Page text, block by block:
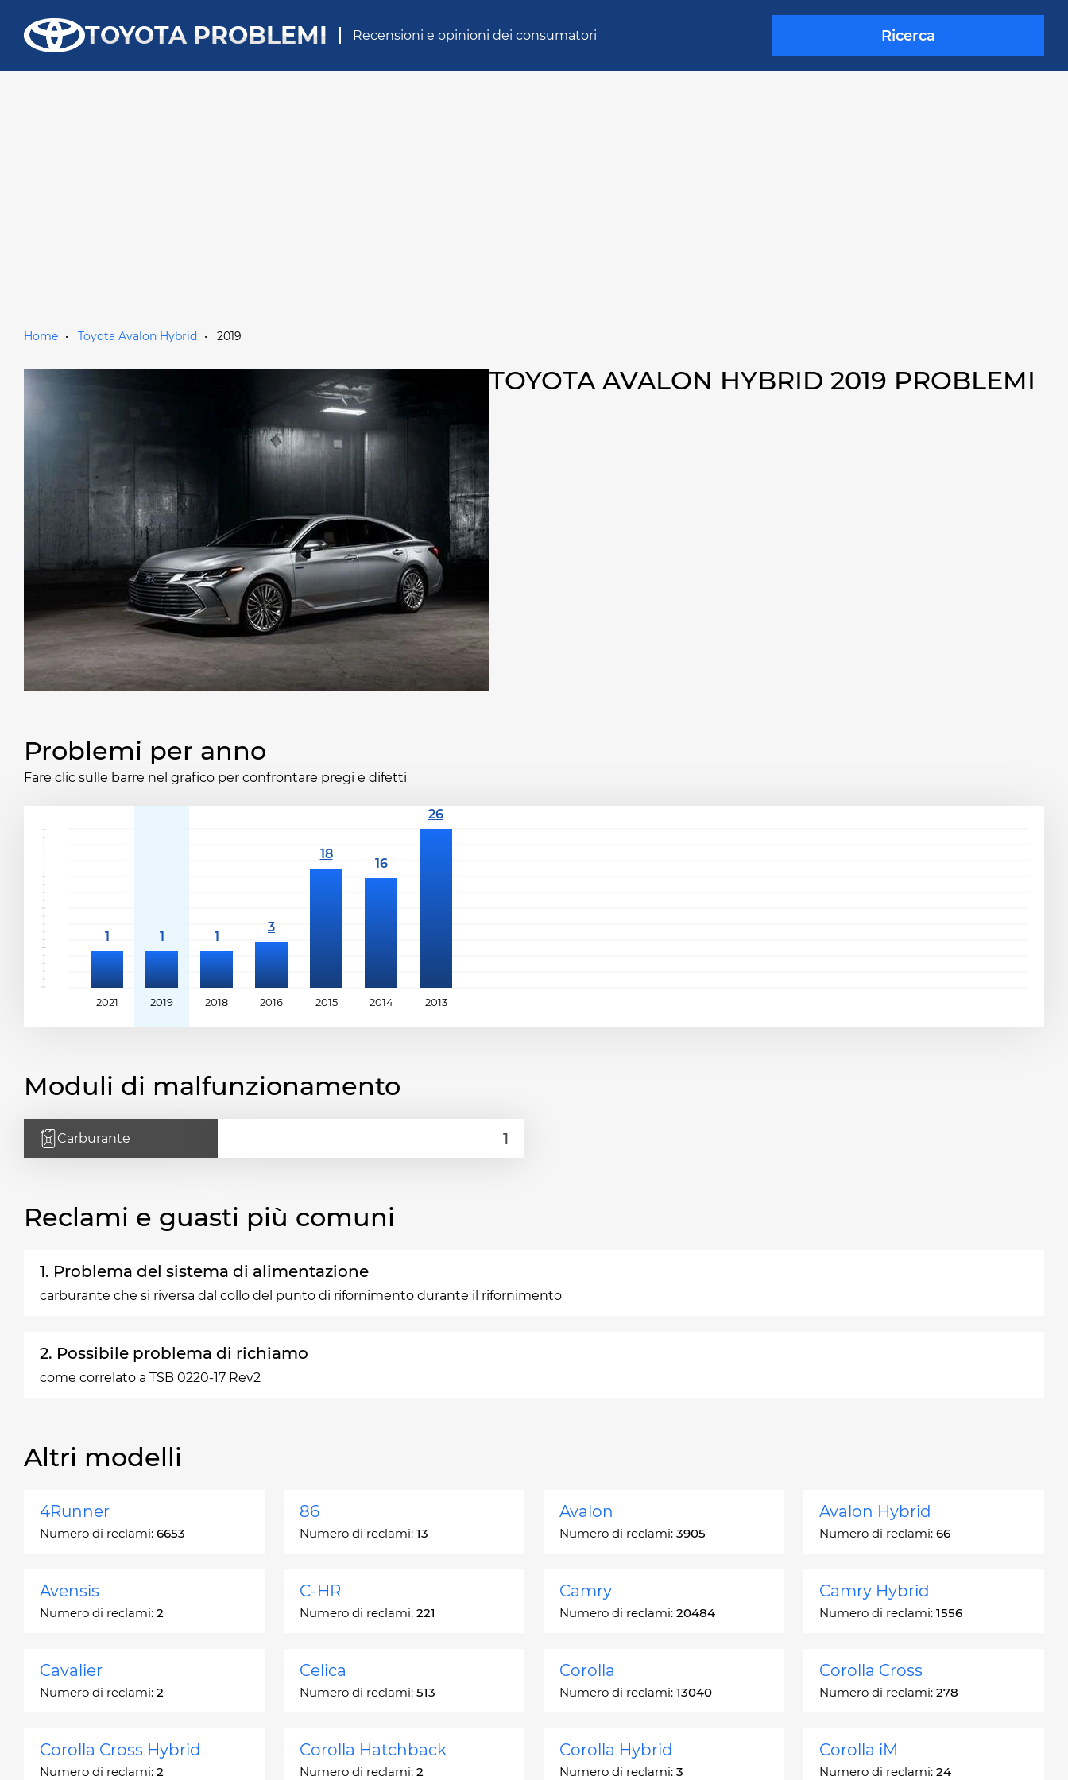
TOYOTA PROBLEMI Recensioni e opinioni dei consumatori Ricerca
Home Toyota Avalon Hybrid 2019
TOYOTA AVALON HYBRID 2019 PROBLEMI
Problemi per anno
Fare clic sulle barre nel grafico per confrontare pregi e difetti
2021 2019 2018 2016 2015 2014 2013
Moduli di malfunzionamento
Carburante
Reclami e guasti più comuni
1. Problema del sistema di alimentazione
carburante che si riversa dal collo del punto di rifornimento durante il rifornimento
2. Possibile problema di richiamo
come correlato a TSB 0220-17 Rev2
Altri modelli
4Runner
Numero di reclami: 6653
86
Numero di reclami: 13
Avalon
Numero di reclami: 3905
Avalon Hybrid
Numero di reclami: 66
Avensis
Numero di reclami: 2
C-HR
Numero di reclami: 221
Camry
Numero di reclami: 20484
Camry Hybrid
Numero di reclami: 1556
Cavalier
Numero di reclami: 2
Celica
Numero di reclami: 513
Corolla
Numero di reclami: 13040
Corolla Cross
Numero di reclami: 278
Corolla Cross Hybrid
Numero di reclami: 2
Corolla Hatchback
Numero di reclami: 2
Corolla Hybrid
Numero di reclami: 3
Corolla iM
Numero di reclami: 24